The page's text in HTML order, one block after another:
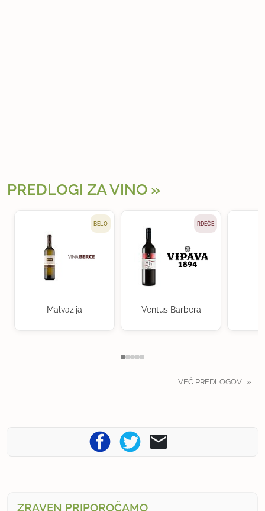
PREDLOGI ZA VINO
BELO
Malvazija
RDEČE
Ventus Barbera
VEČ PREDLOGOV
ZRAVEN PRIPOROČAMO